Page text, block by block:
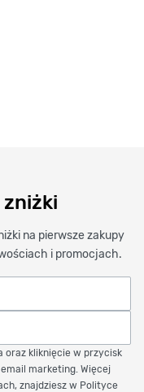
zniżki
na pierwsze zakupy
i promocjach.
oraz kliknięcie w przycisk
email marketing. Więcej
znajdziesz w Polityce